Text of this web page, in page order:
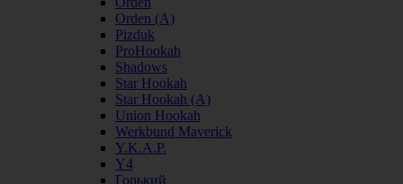
Orden (А)
Pizduk
ProHookah
Shadows
Star Hookah
Star Hookah (А)
Union Hookah
Werkbund Maverick
Y.K.A.P.
Y4
Горький